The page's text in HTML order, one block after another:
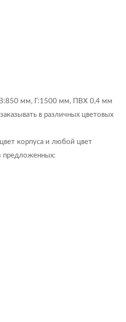
мм, Г:1500 мм, ПВХ 0,4 мм
в различных цветовых
корпуса и любой цвет
предложенных: